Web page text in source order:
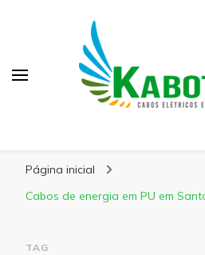
Página inicial
Cabos de energia em PU em
TAG